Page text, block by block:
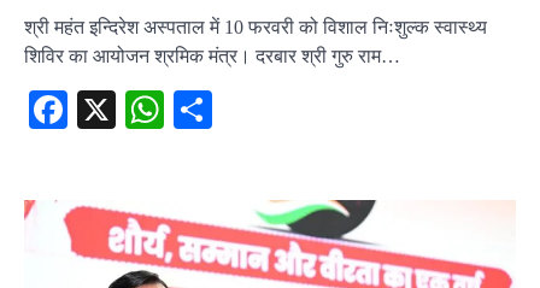
श्री महंत इन्दिरेश अस्पताल में 10 फरवरी को विशाल निःशुल्क स्वास्थ्य
शिविर का आयोजन श्रमिक मंत्र। दरबार श्री गुरु राम…
Facebook
X WhatsApp